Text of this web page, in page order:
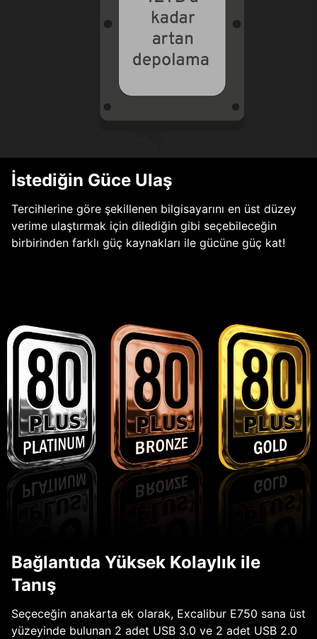
İstediğin Güce Ulaş
Tercihlerine göre şekillenen bilgisayarını en üst düzey
verime ulaştırmak için dilediğin gibi seçebileceğin
birbirinden farklı güç kaynakları ile gücüne güç kat!
Bağlantıda Yüksek Kolaylık ile
Tanış
Seçeceğin anakarta ek olarak, Excalibur E750 sana üst
yüzeyinde bulunan 2 adet USB 3.0 ve 2 adet USB 2.0